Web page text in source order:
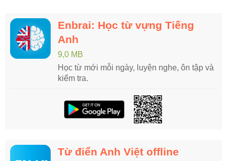
Enbrai: Học từ vựng Tiếng
Anh
9,0 MB
Học từ mới mỗi ngày, luyện nghe, ôn tập và
kiểm tra.
Từ điển Anh Việt offline